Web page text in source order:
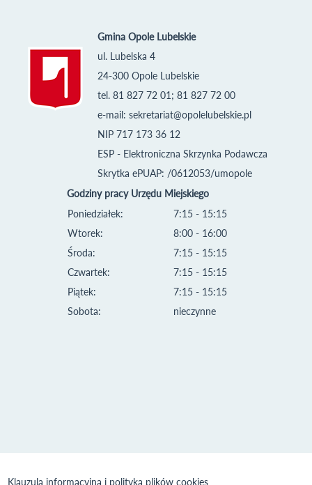
Gmina Opole Lubelskie
ul. Lubelska 4
24-300 Opole Lubelskie
tel. 81 827 72 01; 81 827 72 00
e-mail: sekretariat@opolelubelskie.pl
NIP 717 173 36 12
ESP - Elektroniczna Skrzynka Podawcza
Skrytka ePUAP: /0612053/umopole
Godziny pracy Urzędu Miejskiego
Poniedziałek:
Wtorek:
Środa:
Czwartek:
Piątek:
Sobota:
7:15 - 15:15
8:00 - 16:00
7:15 - 15:15
7:15 - 15:15
7:15 - 15:15
nieczynne
Klauzula informacyjna i polityka plików cookies